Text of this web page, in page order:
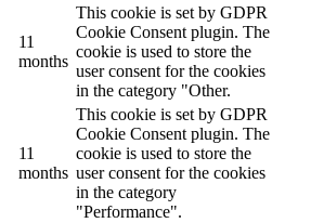
11
months
This cookie is set by GDPR
Cookie Consent plugin. The
cookie is used to store the
user consent for the cookies
in the category "Other.
11
months
This cookie is set by GDPR
Cookie Consent plugin. The
cookie is used to store the
user consent for the cookies
in the category
"Performance".